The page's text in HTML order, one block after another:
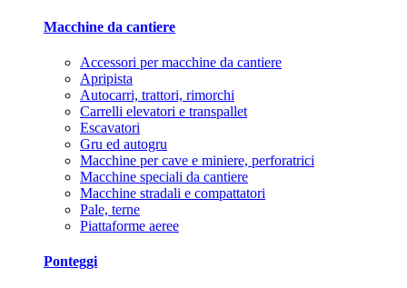
Macchine da cantiere
Accessori per macchine da cantiere
Apripista
Autocarri, trattori, rimorchi
Carrelli elevatori e transpallet
Escavatori
Gru ed autogru
Macchine per cave e miniere, perforatrici
Macchine speciali da cantiere
Macchine stradali e compattatori
Pale, terne
Piattaforme aeree
Ponteggi